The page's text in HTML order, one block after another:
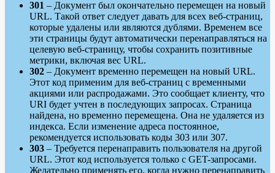
301 – Документ был окончательно перемещен на новый
URL. Такой ответ следует давать для всех веб-страниц,
которые удалены или являются дублями. Временем все
эти страницы будут автоматически перенаправляться на
целевую веб-страницу, чтобы сохранить позитивные
метрики, включая вес URL.
302 – Документ временно перемещен на новый URL.
Этот код применим для веб-страниц с временными
акциями или распродажами. Это сообщает клиенту, что
URI будет учтен в последующих запросах. Страница
найдена, но временно перемещена. Она не удаляется из
индекса. Если изменение адреса постоянное,
рекомендуется использовать коды 303 или 307.
303 – Требуется перенаправить пользователя на другой
URL. Этот код используется только с GET-запросами.
Желательно применять его, когда нужно перенаправить